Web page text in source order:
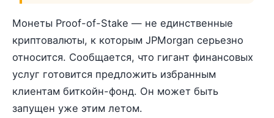
Монеты Proof-of-Stake — не единственные
криптовалюты, к которым JPMorgan серьезно
относится. Сообщается, что гигант финансовых
услуг готовится предложить избранным
клиентам биткойн-фонд. Он может быть
запущен уже этим летом.